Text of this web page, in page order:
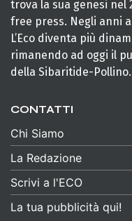
trova la sua genesi nel
free press. Negli anni
L’Eco diventa più
rimanendo ad oggi il
della Sibaritide-Pollino.
CONTATTI
Chi Siamo
La Redazione
Scrivi a l'ECO
La tua pubblicità qui!